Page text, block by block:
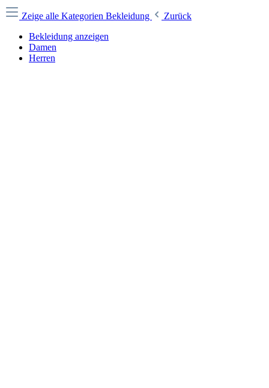
Zeige alle Kategorien Bekleidung
Zurück
Bekleidung anzeigen
Damen
Herren